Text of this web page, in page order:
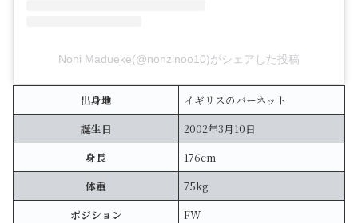
Noni Madueke(@nonzinoo10)がシェアした投稿
出身地
イギリスのバーネット
誕生日
2002年3月10日
身長
176cm
体重
75kg
ポジション
FW